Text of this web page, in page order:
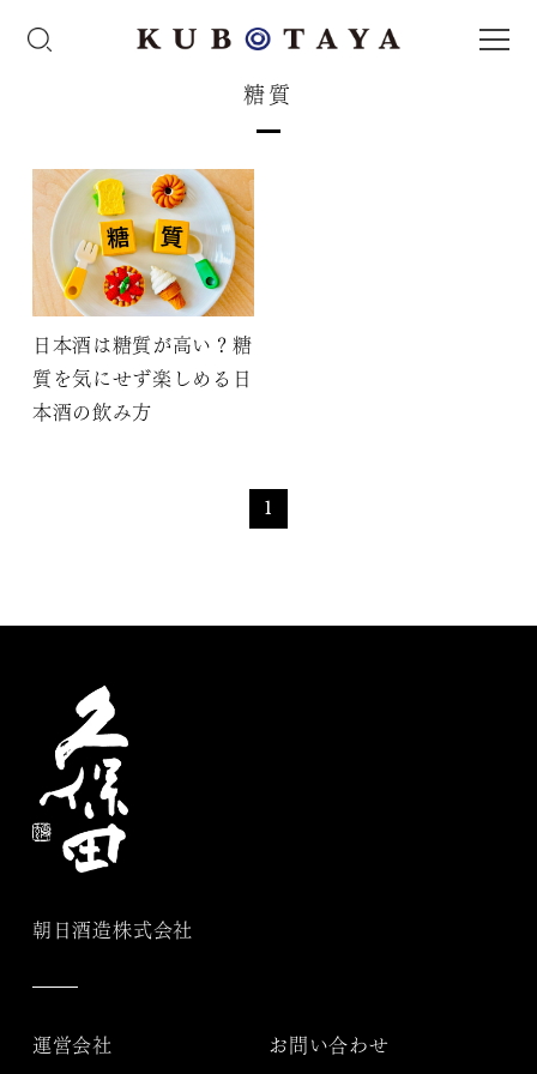
糖質
日本酒は糖質が高い？糖
質を気にせず楽しめる日
本酒の飲み方
1
朝日酒造株式会社
運営会社 お問い合わせ